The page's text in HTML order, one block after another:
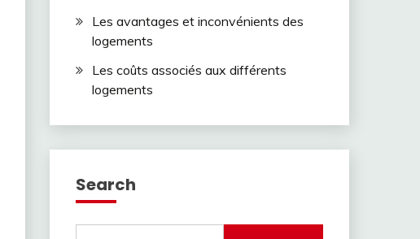
Les avantages et inconvénients des
logements
Les coûts associés aux différents
logements
Search